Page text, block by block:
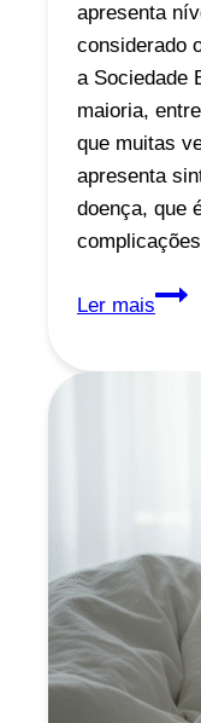
apresenta
considerado
a Sociedade
maioria,
que muitas
apresenta
doença, que
Ler mais
em
Cada
3